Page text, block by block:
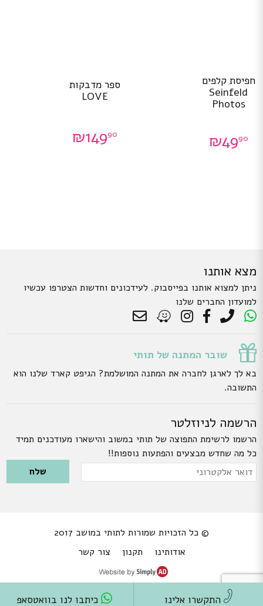
חפיסת קלפים
Seinfeld
Photos
₪4990
ספר מדבקות
LOVE
₪14990
מצא אותנו
ניתן למצוא אותנו בפייסבוק. לעידכונים וחדשות הצטרפו עכשיו
למועדון החברים שלנו
שובר המתנה של תותי
בא לך לארגן לחברה את המתנה המושלמת? הגיפט קארד שלנו הוא
התשובה.
הרשמה לניוזלטר
הרשמו לרשימת התפוצה של תותי במשוב והישארו מעודכנים תמיד
כל מה שחדש מבצעים והפתעות נוספות!!
Please leave this field empty.
דואר
© כל הזכויות שמורות לתותי במושב 2017
אודותינו
תקנון צור קשר
התקשרו אלינו כיתבו לנו בוואטסאפ